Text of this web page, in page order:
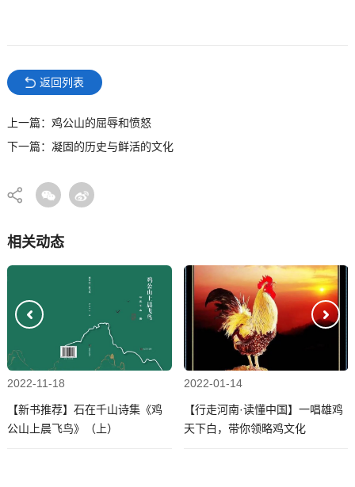
返回列表
上一篇：鸡公山的屈辱和愤怒
下一篇：凝固的历史与鲜活的文化
相关动态
2022-11-18
【新书推荐】石在千山诗集《鸡
公山上晨飞鸟》（上）
2022-01-14
【行走河南·读懂中国】一唱雄鸡
天下白，带你领略鸡文化